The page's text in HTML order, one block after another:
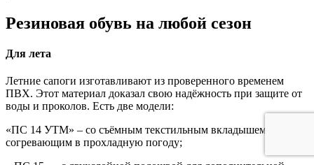
Резиновая обувь на любой сезон
Для лета
Летние сапоги изготавливают из проверенного временем
ПВХ. Этот материал доказал свою надёжность при защите от
воды и проколов. Есть две модели:
«ПС 14 УТМ» – со съёмным текстильным вкладышем,
согревающим в прохладную погоду;